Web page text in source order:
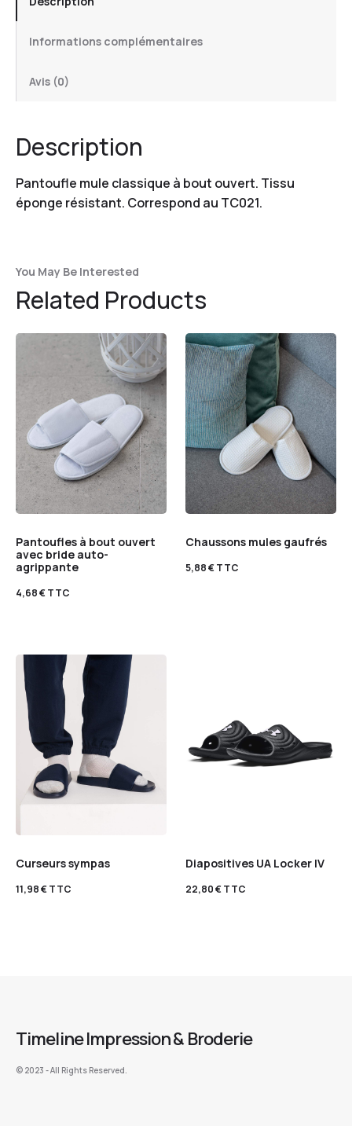
Informations complémentaires
Avis (0)
Description
Pantoufle mule classique à bout ouvert. Tissu
éponge résistant. Correspond au TC021.
You May Be Interested
Related Products
Pantoufles à bout ouvert
avec bride auto-
agrippante
4,68€TTC
Chaussons mules gaufrés
5,88€TTC
Curseurs sympas
11,98€TTC
Diapositives UA Locker IV
22,80€TTC
Timeline Impression & Broderie
©️ 2023 - All Rights Reserved.